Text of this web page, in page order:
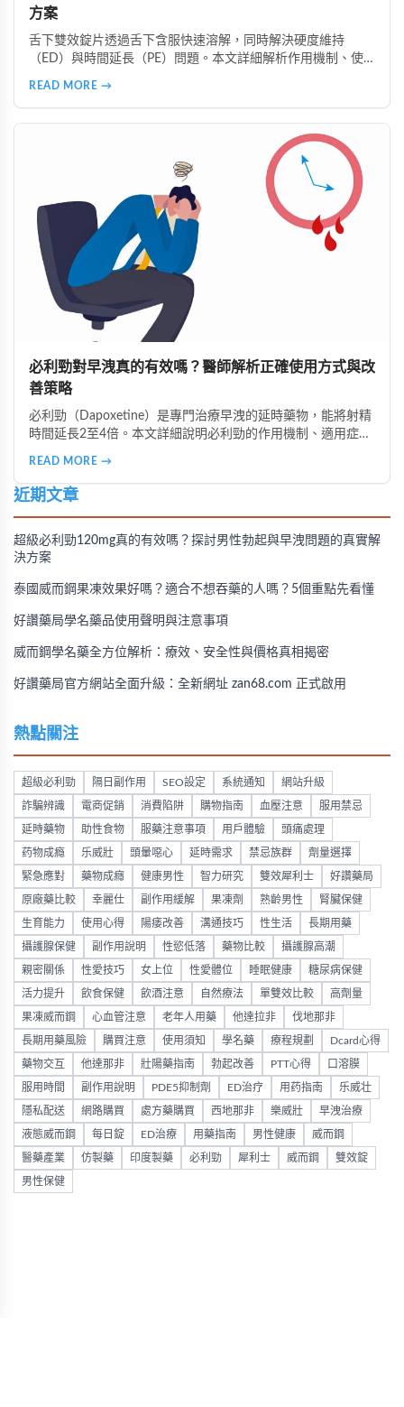
方案
舌下雙效錠片透過舌下含服快速溶解，同時解決硬度維持
（ED）與時間延長（PE）問題。本文詳細解析作用機制、使
READ MORE →
必利勁對早洩真的有效嗎？醫師解析正確使用方式與改
善策略
必利勁（Dapoxetine）是專門治療早洩的延時藥物，能將射精
時間延長2至4倍。本文詳細說明必利勁的作用機制、適用症
活調整的完整指南。
READ MORE →
近期文章
超級必利勁120mg真的有效嗎？探討男性勃起與早洩問題的真實解
決方案
泰國威而鋼果凍效果好嗎？適合不想吞藥的人嗎？5個重點先看懂
好讚藥局學名藥品使用聲明與注意事項
威而鋼學名藥全方位解析：療效、安全性與價格真相揭密
好讚藥局官方網站全面升級：全新網址 zan68.com 正式啟用
熱點關注
超級必利勁 隔日副作用 SEO設定 系統通知 網站升級
詐騙辨識 電商促銷 消費陷阱 購物指南 血壓注意 服用禁忌
延時藥物 助性食物 服藥注意事項 用戶體驗 頭痛處理
药物成瘾 乐威壯 頭暈噁心 延時需求 禁忌族群 劑量選擇
緊急應對 藥物成癮 健康男性 智力研究 雙效犀利士 好讚藥局
原廠藥比較 幸麗仕 副作用緩解 果凍劑 熟齡男性 腎臟保健
生育能力 使用心得 陽痿改善 溝通技巧 性生活 長期用藥
攝護腺保健 副作用說明 性慾低落 藥物比較 攝護腺高潮
親密關係 性愛技巧 女上位 性愛體位 睡眠健康 糖尿病保健
活力提升 飲食保健 飲酒注意 自然療法 單雙效比較 高劑量
果凍威而鋼 心血管注意 老年人用藥 他達拉非 伐地那非
長期用藥風險 購買注意 使用須知 學名藥 療程規劃 Dcard心得
藥物交互 他達那非 壯陽藥指南 勃起改善 PTT心得 口溶膜
服用時間 副作用說明 PDE5抑制劑 ED治疗 用药指南 乐威壮
隱私配送 網路購買 處方藥購買 西地那非 樂威壯 早洩治療
液態威而鋼 每日錠 ED治療 用藥指南 男性健康 威而鋼
醫藥產業 仿製藥 印度製藥 必利勁 犀利士 威而鋼 雙效錠
男性保健